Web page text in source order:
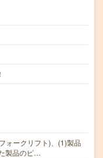
ォークリフト)、(1)製品
製品のピ…